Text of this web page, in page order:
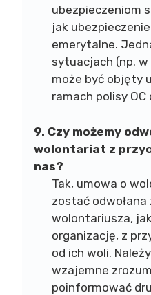
ubezpieczeniom
jak
emerytalne.
sytuacjach (np.
może być objęty
ramach polisy OC
9. Czy możemy
wolontariat z
nas?
Tak, umowa o
zostać
wolontariusza,
organizację, z
od ich woli.
wzajemne
poinformować